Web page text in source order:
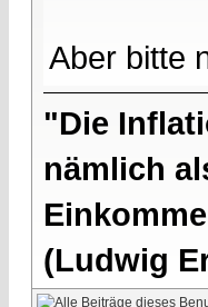
Aber bitte
"Die
nämlich
(Ludwig